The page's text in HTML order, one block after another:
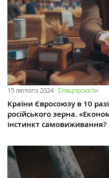
15 лютого 2024 Спецпроєкти
Країни Євросоюзу в 10
російського зерна.
інстинкт самовиживання?